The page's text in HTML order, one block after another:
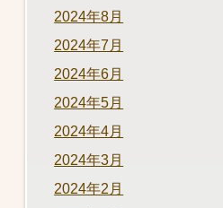
2024年8月
2024年7月
2024年6月
2024年5月
2024年4月
2024年3月
2024年2月